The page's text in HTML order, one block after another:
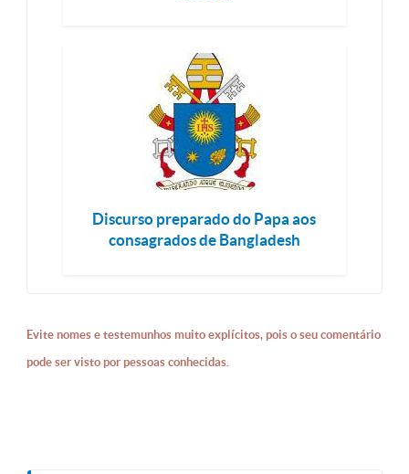
Discurso preparado do Papa aos
consagrados de Bangladesh
Evite nomes e testemunhos muito explícitos, pois o seu comentário
pode ser visto por pessoas conhecidas.